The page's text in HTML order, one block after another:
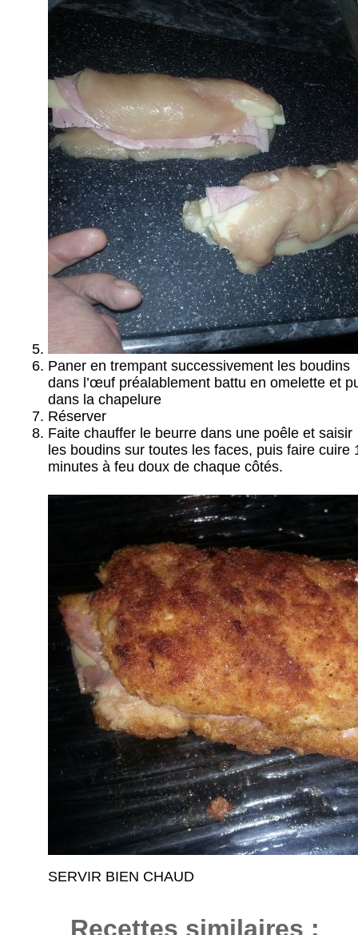
Paner en trempant successivement les boudins
dans l’œuf préalablement battu en omelette et
dans la chapelure
Réserver
Faite chauffer le beurre dans une poêle et saisir
les boudins sur toutes les faces, puis faire cuire
minutes à feu doux de chaque côtés.
SERVIR BIEN CHAUD
Recettes similaires :